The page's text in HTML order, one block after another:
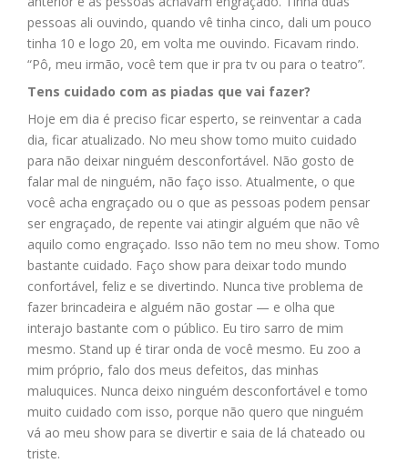
pessoas ali ouvindo, quando vê tinha cinco, dali um pouco
tinha 10 e logo 20, em volta me ouvindo. Ficavam rindo.
“Pô, meu irmão, você tem que ir pra tv ou para o teatro”.
Tens cuidado com as piadas que vai fazer?
Hoje em dia é preciso ficar esperto, se reinventar a cada
dia, ficar atualizado. No meu show tomo muito cuidado
para não deixar ninguém desconfortável. Não gosto de
falar mal de ninguém, não faço isso. Atualmente, o que
você acha engraçado ou o que as pessoas podem pensar
ser engraçado, de repente vai atingir alguém que não vê
aquilo como engraçado. Isso não tem no meu show. Tomo
bastante cuidado. Faço show para deixar todo mundo
confortável, feliz e se divertindo. Nunca tive problema de
fazer brincadeira e alguém não gostar — e olha que
interajo bastante com o público. Eu tiro sarro de mim
mesmo. Stand up é tirar onda de você mesmo. Eu zoo a
mim próprio, falo dos meus defeitos, das minhas
maluquices. Nunca deixo ninguém desconfortável e tomo
muito cuidado com isso, porque não quero que ninguém
vá ao meu show para se divertir e saia de lá chateado ou
triste.